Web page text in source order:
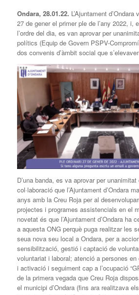
Ondara, 28.01.22. L’Ajuntament
27 de gener el primer ple de l’any 2022, i,
l’ordre del dia, es van aprovar per
polítics (Equip de Govern PSPV-
dos convenis d’àmbit social que
D’una banda, es va aprovar per
col·laboració que l’Ajuntament d’Ondara
anys amb la Creu Roja per al
projectes i programes assistencials en el
novetat és que l’Ajuntament d’Ondara ha
a aquesta ONG perquè puga realitzar les
seua nova seu local a Ondara, per a
sensibilització, gestió i captació de
voluntariat i laboral; atenció a persones
i activació i seguiment cap a l’ocupació
de la primera vegada que Creu Roja
el municipi d’Ondara (fins ara realitzava